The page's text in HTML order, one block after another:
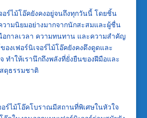
อร์ไม้โอ๊คยังคงอยู่จนถึงทุกวันนี้ โดยชิ้น
ามนิยมอย่างมากจากนักสะสมและผู้ชื่น
อกาลเวลา ความทนทาน และความสำคัญ
องเฟอร์นิเจอร์ไม้โอ๊คยังคงดึงดูดและ
ทำให้เรานึกถึงพลังที่ยั่งยืนของฝีมือและ
ดุธรรมชาติ
ร์ไม้โอ๊คโบราณมีสถานที่พิเศษในหัวใจ